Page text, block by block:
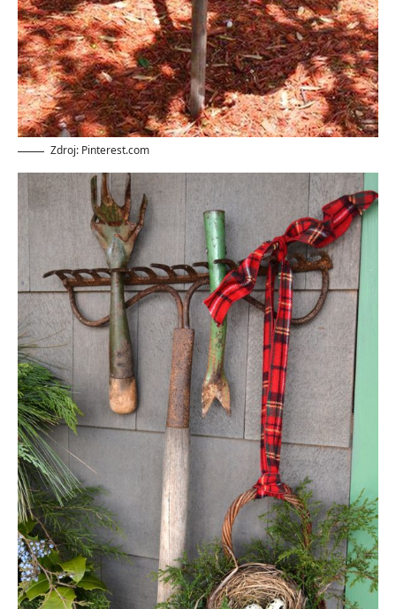
Zdroj: Pinterest.com